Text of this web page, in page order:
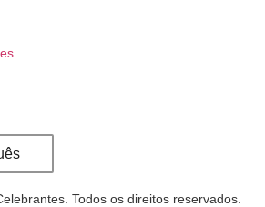
Todos os direitos reservados.